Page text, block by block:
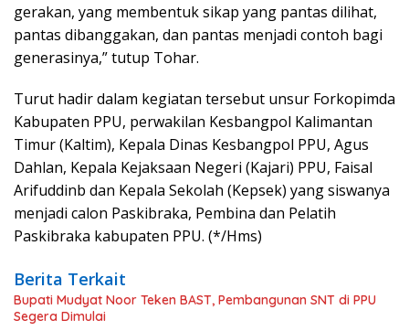
gerakan, yang membentuk sikap yang pantas dilihat,
pantas dibanggakan, dan pantas menjadi contoh bagi
generasinya,” tutup Tohar.
Turut hadir dalam kegiatan tersebut unsur Forkopimda
Kabupaten PPU, perwakilan Kesbangpol Kalimantan
Timur (Kaltim), Kepala Dinas Kesbangpol PPU, Agus
Dahlan, Kepala Kejaksaan Negeri (Kajari) PPU, Faisal
Arifuddinb dan Kepala Sekolah (Kepsek) yang siswanya
menjadi calon Paskibraka, Pembina dan Pelatih
Paskibraka kabupaten PPU. (*/Hms)
Berita Terkait
Bupati Mudyat Noor Teken BAST, Pembangunan SNT di PPU
Segera Dimulai